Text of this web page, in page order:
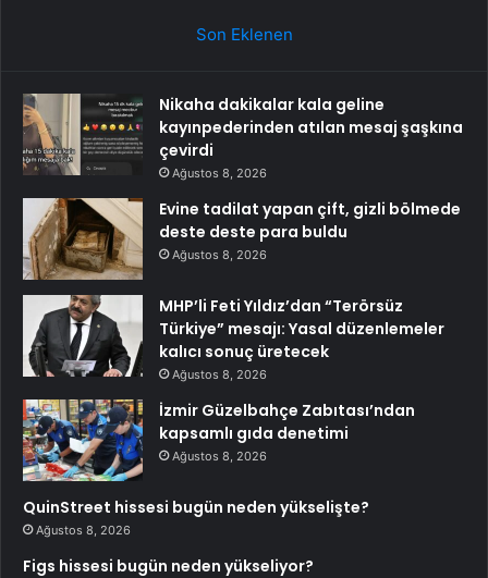
Son Eklenen
Nikaha dakikalar kala geline
kayınpederinden atılan mesaj şaşkına
çevirdi
Ağustos 8, 2026
Evine tadilat yapan çift, gizli bölmede
deste deste para buldu
Ağustos 8, 2026
MHP’li Feti Yıldız’dan “Terörsüz
Türkiye” mesajı: Yasal düzenlemeler
kalıcı sonuç üretecek
Ağustos 8, 2026
İzmir Güzelbahçe Zabıtası’ndan
kapsamlı gıda denetimi
Ağustos 8, 2026
QuinStreet hissesi bugün neden yükselişte?
Ağustos 8, 2026
Figs hissesi bugün neden yükseliyor?